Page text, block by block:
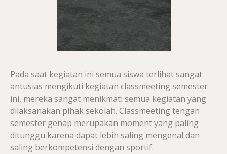
Pada saat kegiatan ini semua siswa terlihat sangat
antusias mengikuti kegiatan classmeeting semester
ini, mereka sangat menikmati semua kegiatan yang
dilaksanakan pihak sekolah. Classmeeting tengah
semester genap merupakan moment yang paling
ditunggu karena dapat lebih saling mengenal dan
saling berkompetensi dengan sportif.